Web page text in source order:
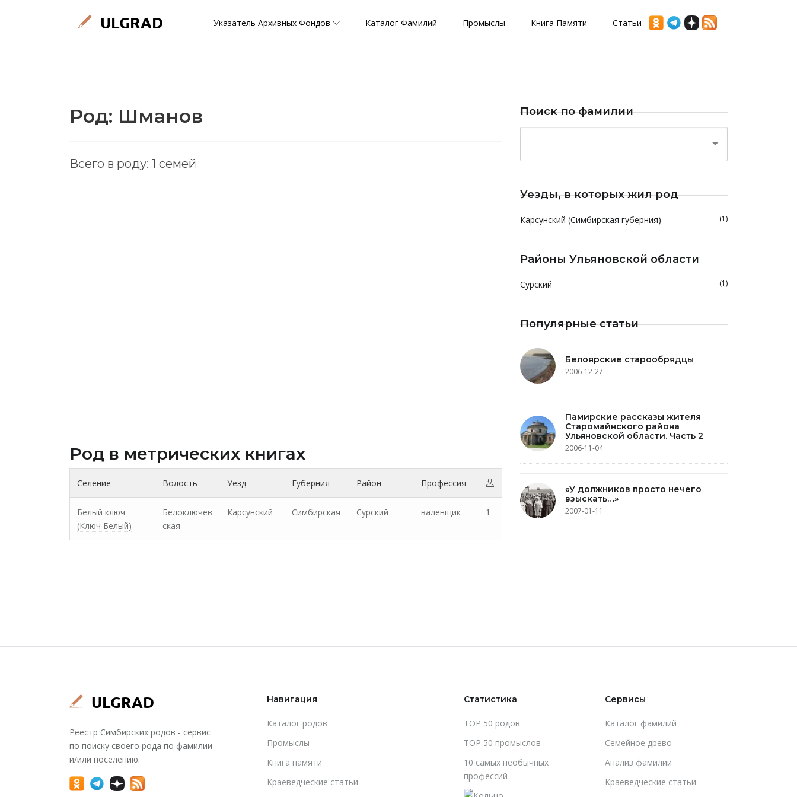
Указатель Архивных Фондов Каталог Фамилий Промыслы Книга Памяти Статьи
Род: Шманов
Всего в роду: 1 семей
Род в метрических книгах
Селение Волость Уезд Губерния Район Профессия
Белый ключ
(Ключ Белый)
Белоключев
ская
Карсунский Симбирская Сурский валенщик 1
Поиск по фамилии
Уезды, в которых жил род
Карсунский (Симбирская губерния) (1)
Районы Ульяновской области
Сурский (1)
Популярные статьи
Белоярские старообрядцы
2006-12-27
Памирские рассказы жителя
Старомайнского района
Ульяновской области. Часть 2
2006-11-04
«У должников просто нечего
взыскать…»
2007-01-11
Реестр Симбирских родов - сервис
по поиску своего рода по фамилии
и/или поселению.
Навигация
Каталог родов
Промыслы
Книга памяти
Краеведческие статьи
Статистика
TOP 50 родов
TOP 50 промыслов
10 самых необычных
профессий
Сервисы
Каталог фамилий
Cемейное древо
Анализ фамилии
Краеведческие статьи